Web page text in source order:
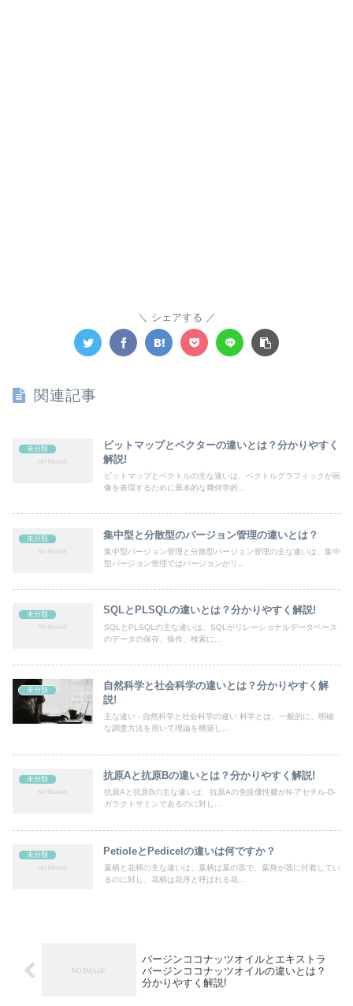
シェアする
関連記事
未分類
ビットマップとベクターの違いとは？分かりやすく
解説!
ビットマップとベクトルの主な違いは、ベクトルグラフィックが画
像を表現するために基本的な幾何学的...
未分類 集中型と分散型のバージョン管理の違いとは？
集中型バージョン管理と分散型バージョン管理の主な違いは、集中
型バージョン管理ではバージョンがリ...
未分類 SQLとPLSQLの違いとは？分かりやすく解説!
SQLとPLSQLの主な違いは、SQLがリレーショナルデータベース
のデータの保存、操作、検索に...
未分類
自然科学と社会科学の違いとは？分かりやすく解
説!
主な違い - 自然科学と社会科学の違い 科学とは、一般的に、明確
な調査方法を用いて理論を構築し...
未分類 抗原Aと抗原Bの違いとは？分かりやすく解説!
抗原Aと抗原Bの主な違いは、抗原Aの免疫優性糖がN-アセチル-D-
ガラクトサミンであるのに対し...
未分類 PetioleとPedicelの違いは何ですか？
葉柄と花柄の主な違いは、葉柄は葉の茎で、葉身が茎に付着してい
るのに対し、花柄は花序と呼ばれる花...
バージンココナッツオイルとエキストラ
バージンココナッツオイルの違いとは？
分かりやすく解説!